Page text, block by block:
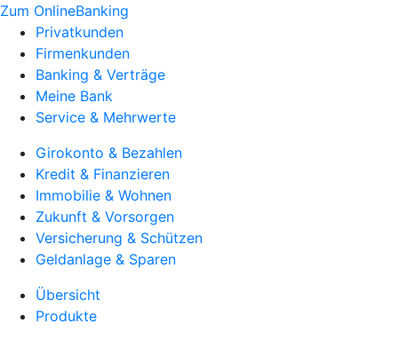
Zum OnlineBanking
Privatkunden
Firmenkunden
Banking & Verträge
Meine Bank
Service & Mehrwerte
Girokonto & Bezahlen
Kredit & Finanzieren
Immobilie & Wohnen
Zukunft & Vorsorgen
Versicherung & Schützen
Geldanlage & Sparen
Übersicht
Produkte